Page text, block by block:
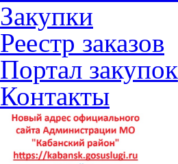
Закупки
Реестр заказов
Портал закупок
Контакты